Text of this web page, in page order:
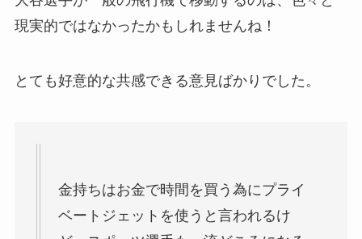
現実的ではなかったかもしれませんね！
とても好意的な共感できる意見ばかりでした。
金持ちはお金で時間を買う為にプライ
ベートジェットを使うと言われるけ